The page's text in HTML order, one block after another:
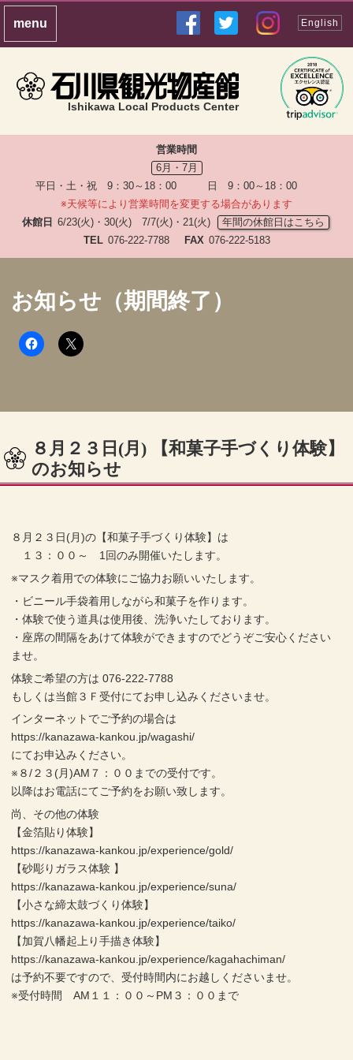
Ishikawa Local Products Center
English
営業時間
6月・7月
平日・土・祝 9：30～18：00 日 9：00～18：00
※天候等により営業時間を変更する場合があります
休館日 6/23(火)・30(火) 7/7(火)・21(火)
年間の休館日はこちら
TEL 076-222-7788 FAX 076-222-5183
お知らせ（期間終了）
８月２３日(月) 【和菓子手づくり体験】
のお知らせ
８月２３日(月)の【和菓子手づくり体験】は
１３：００～ 1回のみ開催いたします。
※マスク着用での体験にご協力お願いいたします。
・ビニール手袋着用しながら和菓子を作ります。
・体験で使う道具は使用後、洗浄いたしております。
・座席の間隔をあけて体験ができますのでどうぞご安心ください
ませ。
体験ご希望の方は 076-222-7788
もしくは当館３Ｆ受付にてお申し込みくださいませ。
インターネットでご予約の場合は
https://kanazawa-kankou.jp/wagashi/
にてお申込みください。
※８/２３(月)AM７：００までの受付です。
以降はお電話にてご予約をお願い致します。
尚、その他の体験
【金箔貼り体験】
https://kanazawa-kankou.jp/experience/gold/
【砂彫りガラス体験 】
https://kanazawa-kankou.jp/experience/suna/
【小さな締太鼓づくり体験】
https://kanazawa-kankou.jp/experience/taiko/
【加賀八幡起上り手描き体験】
https://kanazawa-kankou.jp/experience/kagahachiman/
は予約不要ですので、受付時間内にお越しくださいませ。
※受付時間 AM１１：００～PM３：００まで